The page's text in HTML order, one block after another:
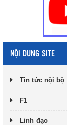
NỘI DUNG SITE
Tin tức nội bộ
F1
Linh đạo